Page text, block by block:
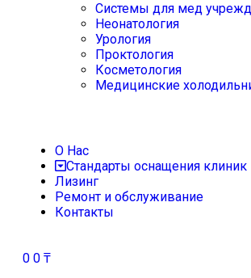
Системы для мед
Неонатология
Урология
Проктология
Косметология
Медицинские
О Нас
Стандарты оснащения клиник
Лизинг
Ремонт и обслуживание
Контакты
0 0 ₸